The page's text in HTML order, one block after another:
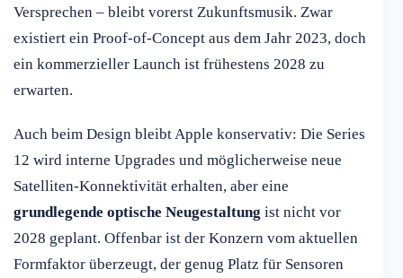
Versprechen – bleibt vorerst Zukunftsmusik. Zwar
existiert ein Proof-of-Concept aus dem Jahr 2023, doch
ein kommerzieller Launch ist frühestens 2028 zu
erwarten.
Auch beim Design bleibt Apple konservativ: Die Series
12 wird interne Upgrades und möglicherweise neue
Satelliten-Konnektivität erhalten, aber eine
grundlegende optische Neugestaltung ist nicht vor
2028 geplant. Offenbar ist der Konzern vom aktuellen
Formfaktor überzeugt, der genug Platz für Sensoren